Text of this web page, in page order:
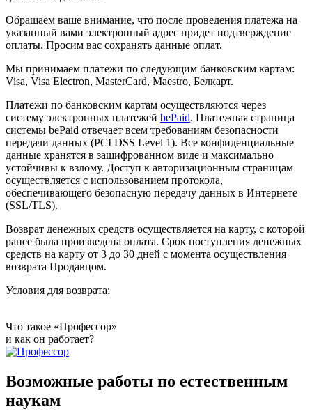
Обращаем ваше внимание, что после проведения платежа на
указанный вами электронный адрес придет подтверждение
оплаты. Просим вас сохранять данные оплат.
Мы принимаем платежи по следующим банковским картам:
Visa, Visa Electron, MasterCard, Maestro, Белкарт.
Платежи по банковским картам осуществляются через
систему электронных платежей bePaid. Платежная страница
системы bePaid отвечает всем требованиям безопасности
передачи данных (PCI DSS Level 1). Все конфиденциальные
данные хранятся в зашифрованном виде и максимально
устойчивы к взлому. Доступ к авторизационным страницам
осуществляется с использованием протокола,
обеспечивающего безопасную передачу данных в Интернетe
(SSL/TLS).
Возврат денежных средств осуществляется на карту, с которой
ранее была произведена оплата. Срок поступления денежных
средств на карту от 3 до 30 дней с момента осуществления
возврата Продавцом.
Условия для возврата:
Что такое «Профессор»
и как он работает?
Возможные работы по естественным
наукам